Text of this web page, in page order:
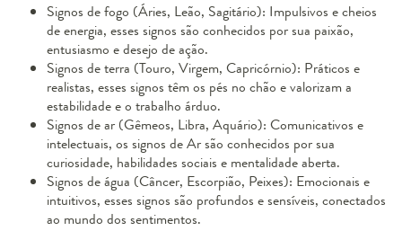
Signos de fogo (Áries, Leão, Sagitário): Impulsivos e cheios
de energia, esses signos são conhecidos por sua paixão,
entusiasmo e desejo de ação.
Signos de terra (Touro, Virgem, Capricórnio): Práticos e
realistas, esses signos têm os pés no chão e valorizam a
estabilidade e o trabalho árduo.
Signos de ar (Gêmeos, Libra, Aquário): Comunicativos e
intelectuais, os signos de Ar são conhecidos por sua
curiosidade, habilidades sociais e mentalidade aberta.
Signos de água (Câncer, Escorpião, Peixes): Emocionais e
intuitivos, esses signos são profundos e sensíveis, conectados
ao mundo dos sentimentos.